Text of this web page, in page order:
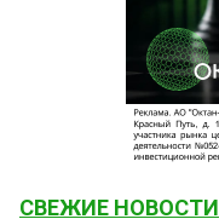
СВЕЖИЕ НОВОСТИ